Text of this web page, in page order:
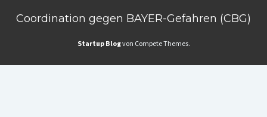
Coordination gegen BAYER-Gefahren (CBG)
Startup Blogvon Compete Themes.